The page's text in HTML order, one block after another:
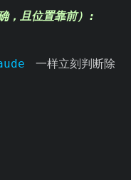
，且位置靠前）:
一样立刻判断除